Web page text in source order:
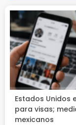
Estados Unidos
para visas;
mexicanos